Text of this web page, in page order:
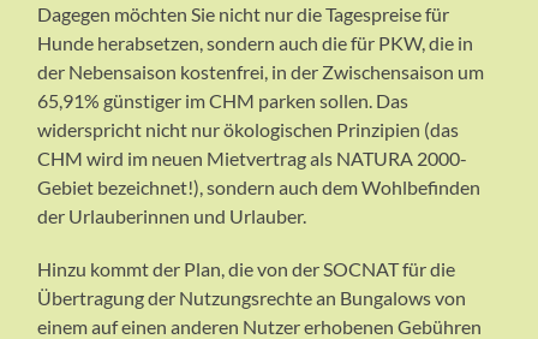
Dagegen möchten Sie nicht nur die Tagespreise für
Hunde herabsetzen, sondern auch die für PKW, die in
der Nebensaison kostenfrei, in der Zwischensaison um
65,91% günstiger im CHM parken sollen. Das
widerspricht nicht nur ökologischen Prinzipien (das
CHM wird im neuen Mietvertrag als NATURA 2000-
Gebiet bezeichnet!), sondern auch dem Wohlbefinden
der Urlauberinnen und Urlauber.
Hinzu kommt der Plan, die von der SOCNAT für die
Übertragung der Nutzungsrechte an Bungalows von
einem auf einen anderen Nutzer erhobenen Gebühren